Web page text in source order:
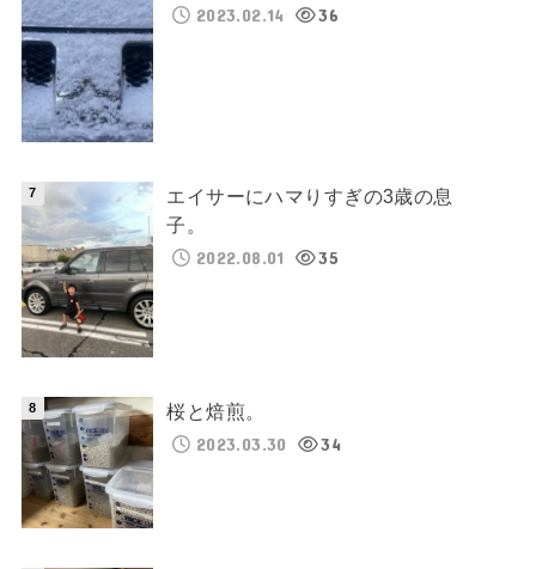
2023.02.14
36
エイサーにハマりすぎの3歳の息
子。
2022.08.01
35
桜と焙煎。
2023.03.30
34